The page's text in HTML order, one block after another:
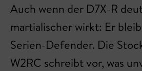
Auch wenn der D7X-R
martialischer wirkt: Er
Serien-Defender. Die
W2RC schreibt vor, was